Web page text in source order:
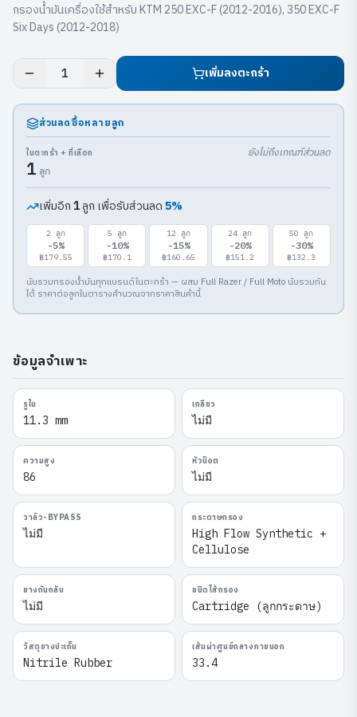
กรองน้ำมันเครื่องใช้สำหรับ KTM 250 EXC-F (2012-2016), 350 EXC-F
Six Days (2012-2018)
1 เพิ่มลงตะกร้า
ส่วนลดซื้อหลายลูก
ในตะกร้า + ที่เลือก
1 ลูก
ยังไม่ถึงเกณฑ์ส่วนลด
เพิ่มอีก 1ลูก เพื่อรับส่วนลด5%
2 ลูก
-5%
฿179.55
5 ลูก
-10%
฿170.1
12 ลูก
-15%
฿160.65
24 ลูก
-20%
฿151.2
50 ลูก
-30%
฿132.3
นับรวมกรองน้ำมันทุกแบรนด์ในตะกร้า — ผสม Full Razer / Full Moto นับรวมกัน
ได้ ราคาต่อลูกในตารางคำนวณจากราคาสินค้านี้
ข้อมูลจำเพาะ
รูใน
11.3 mm
เกลียว
ไม่มี
ความสูง
86
หัวน๊อต
ไม่มี
วาล์ว-BYPASS
ไม่มี
กระดาษกรอง
High Flow Synthetic +
Cellulose
ยางกันกลับ
ไม่มี
ชนิดไส้กรอง
Cartridge (ลูกกระดาษ)
วัสดุยางปะเก็น
Nitrile Rubber
เส้นผ่าศูนย์กลางภายนอก
33.4